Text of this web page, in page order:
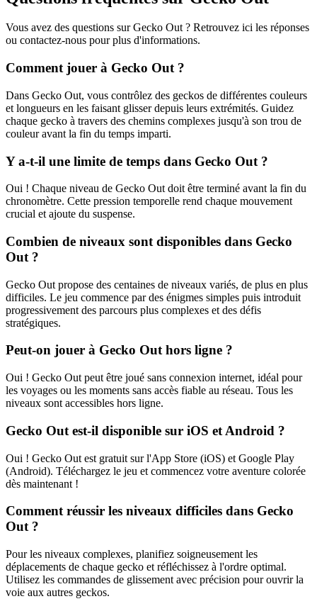
Vous avez des questions sur Gecko Out ? Retrouvez ici les réponses
ou contactez-nous pour plus d'informations.
Comment jouer à Gecko Out ?
Dans Gecko Out, vous contrôlez des geckos de différentes couleurs
et longueurs en les faisant glisser depuis leurs extrémités. Guidez
chaque gecko à travers des chemins complexes jusqu'à son trou de
couleur avant la fin du temps imparti.
Y a-t-il une limite de temps dans Gecko Out ?
Oui ! Chaque niveau de Gecko Out doit être terminé avant la fin du
chronomètre. Cette pression temporelle rend chaque mouvement
crucial et ajoute du suspense.
Combien de niveaux sont disponibles dans Gecko
Out ?
Gecko Out propose des centaines de niveaux variés, de plus en plus
difficiles. Le jeu commence par des énigmes simples puis introduit
progressivement des parcours plus complexes et des défis
stratégiques.
Peut-on jouer à Gecko Out hors ligne ?
Oui ! Gecko Out peut être joué sans connexion internet, idéal pour
les voyages ou les moments sans accès fiable au réseau. Tous les
niveaux sont accessibles hors ligne.
Gecko Out est-il disponible sur iOS et Android ?
Oui ! Gecko Out est gratuit sur l'App Store (iOS) et Google Play
(Android). Téléchargez le jeu et commencez votre aventure colorée
dès maintenant !
Comment réussir les niveaux difficiles dans Gecko
Out ?
Pour les niveaux complexes, planifiez soigneusement les
déplacements de chaque gecko et réfléchissez à l'ordre optimal.
Utilisez les commandes de glissement avec précision pour ouvrir la
voie aux autres geckos.